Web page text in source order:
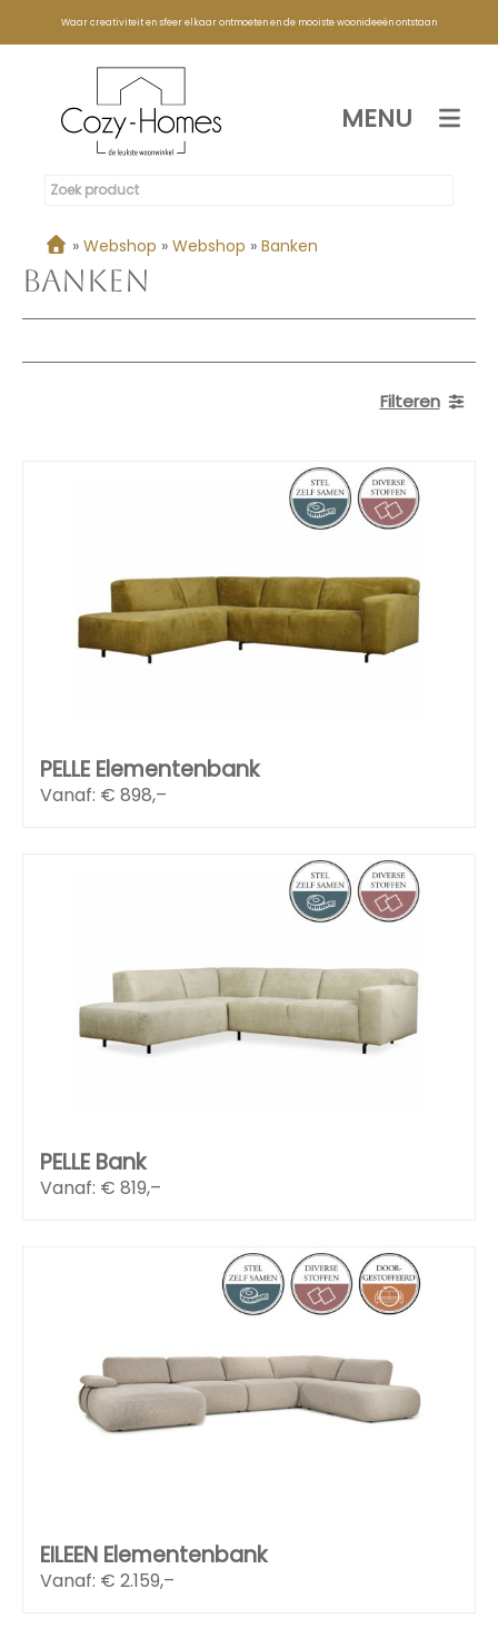
Waar creativiteit en sfeer elkaar ontmoeten en de mooiste woonideeën ontstaan
MENU
» Webshop » Webshop » Banken
Banken
Filteren
PELLE Elementenbank
Vanaf: € 898,–
PELLE Bank
Vanaf: € 819,–
EILEEN Elementenbank
Vanaf: € 2.159,–